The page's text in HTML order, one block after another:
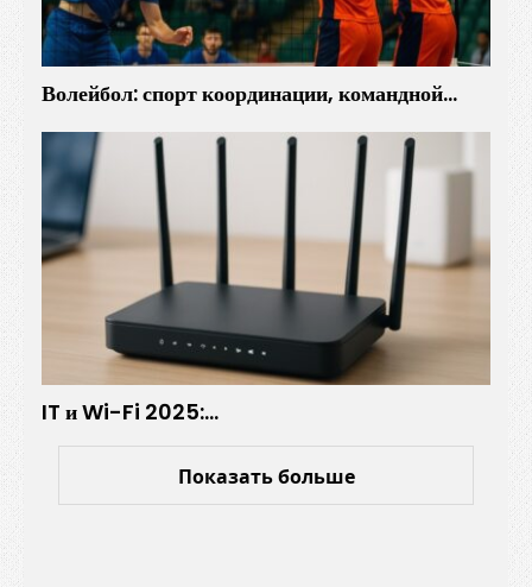
Волейбол: спорт координации, командной…
IT и Wi-Fi 2025:…
Показать больше